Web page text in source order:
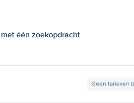
één zoekopdracht
Geen tarieven